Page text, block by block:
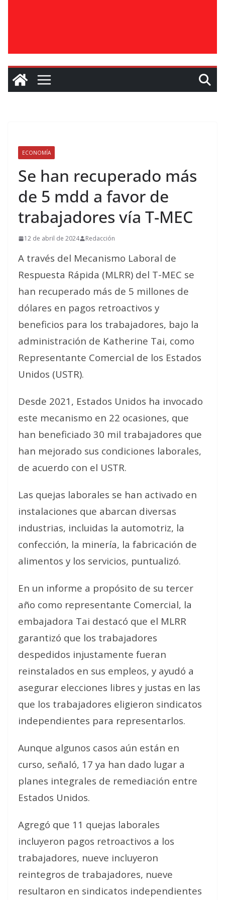
ECONOMÍA
Se han recuperado más
de 5 mdd a favor de
trabajadores vía T-MEC
12 de abril de 2024 Redacción
A través del Mecanismo Laboral de
Respuesta Rápida (MLRR) del T-MEC se
han recuperado más de 5 millones de
dólares en pagos retroactivos y
beneficios para los trabajadores, bajo la
administración de Katherine Tai, como
Representante Comercial de los Estados
Unidos (USTR).
Desde 2021, Estados Unidos ha invocado
este mecanismo en 22 ocasiones, que
han beneficiado 30 mil trabajadores que
han mejorado sus condiciones laborales,
de acuerdo con el USTR.
Las quejas laborales se han activado en
instalaciones que abarcan diversas
industrias, incluidas la automotriz, la
confección, la minería, la fabricación de
alimentos y los servicios, puntualizó.
En un informe a propósito de su tercer
año como representante Comercial, la
embajadora Tai destacó que el MLRR
garantizó que los trabajadores
despedidos injustamente fueran
reinstalados en sus empleos, y ayudó a
asegurar elecciones libres y justas en las
que los trabajadores eligieron sindicatos
independientes para representarlos.
Aunque algunos casos aún están en
curso, señaló, 17 ya han dado lugar a
planes integrales de remediación entre
Estados Unidos.
Agregó que 11 quejas laborales
incluyeron pagos retroactivos a los
trabajadores, nueve incluyeron
reintegros de trabajadores, nueve
resultaron en sindicatos independientes